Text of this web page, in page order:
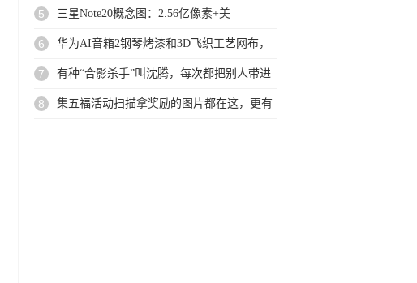
5 三星Note20概念图：2.56亿像素+美
6 华为AI音箱2钢琴烤漆和3D飞织工艺网布，
7 有种“合影杀手”叫沈腾，每次都把别人带进
沟
8 集五福活动扫描拿奖励的图片都在这，更有